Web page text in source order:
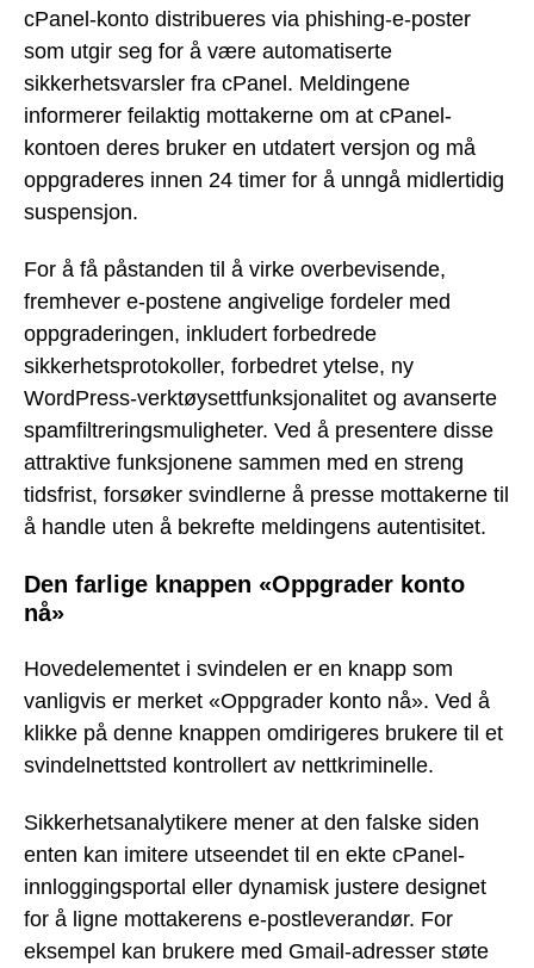
cPanel-konto distribueres via phishing-e-poster
som utgir seg for å være automatiserte
sikkerhetsvarsler fra cPanel. Meldingene
informerer feilaktig mottakerne om at cPanel-
kontoen deres bruker en utdatert versjon og må
oppgraderes innen 24 timer for å unngå midlertidig
suspensjon.
For å få påstanden til å virke overbevisende,
fremhever e-postene angivelige fordeler med
oppgraderingen, inkludert forbedrede
sikkerhetsprotokoller, forbedret ytelse, ny
WordPress-verktøysettfunksjonalitet og avanserte
spamfiltreringsmuligheter. Ved å presentere disse
attraktive funksjonene sammen med en streng
tidsfrist, forsøker svindlerne å presse mottakerne til
å handle uten å bekrefte meldingens autentisitet.
Den farlige knappen «Oppgrader konto
nå»
Hovedelementet i svindelen er en knapp som
vanligvis er merket «Oppgrader konto nå». Ved å
klikke på denne knappen omdirigeres brukere til et
svindelnettsted kontrollert av nettkriminelle.
Sikkerhetsanalytikere mener at den falske siden
enten kan imitere utseendet til en ekte cPanel-
innloggingsportal eller dynamisk justere designet
for å ligne mottakerens e-postleverandør. For
eksempel kan brukere med Gmail-adresser støte